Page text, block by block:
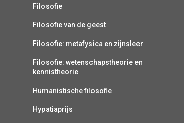
Filosofie
Filosofie van de geest
Filosofie: metafysica en zijnsleer
Filosofie: wetenschapstheorie en
kennistheorie
Humanistische filosofie
Hypatiaprijs